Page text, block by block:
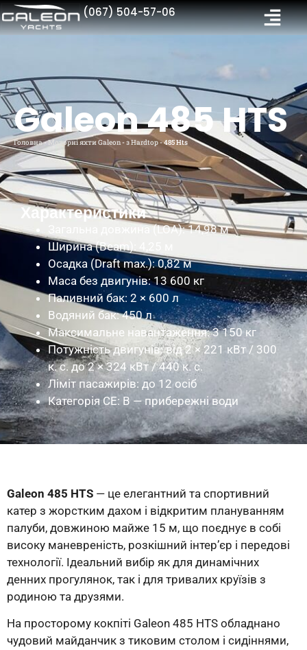
(067) 504-57-06
Galeon 485 HTS
Головна-Моторні яхти Galeon-з Hardtop-485 Hts
Характеристики
Загальна довжина (LOA): 14,98 м
Ширина (Beam): 4,25 м
Осадка (Draft max.): 0,82 м
Маса без двигунів: 13 600 кг
Паливний бак: 2 × 600 л
Водяний бак: 450 л
Максимальне навантаження: 3 150 кг
Потужність двигунів: від 2 × 221 кВт / 300
к. с. до 2 × 324 кВт / 440 к. с.
Ліміт пасажирів: до 12 осіб
Категорія CE: B — прибережні води
Galeon 485 HTS — це елегантний та спортивний
катер з жорстким дахом і відкритим плануванням
палуби, довжиною майже 15 м, що поєднує в собі
високу маневреність, розкішний інтер’єр і передові
технології. Ідеальний вибір як для динамічних
денних прогулянок, так і для тривалих круїзів з
родиною та друзями.
На просторому кокпіті Galeon 485 HTS обладнано
чудовий майданчик з тиковим столом і сидіннями,